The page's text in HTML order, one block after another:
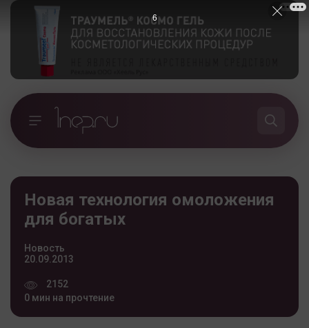
Новая технология омоложения
для богатых
Новость
20.09.2013
2152
0 мин на прочтение
5